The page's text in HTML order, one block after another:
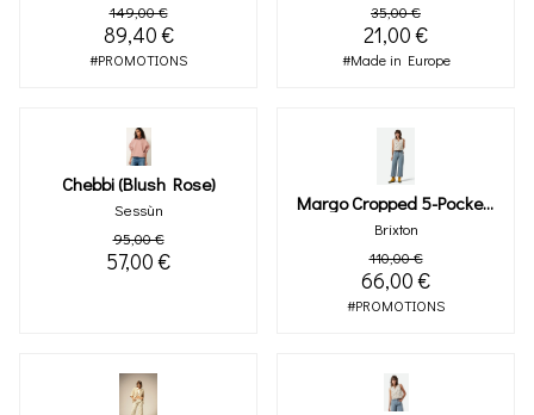
149,00 €
89,40 €
#PROMOTIONS
35,00 €
21,00 €
#Made in Europe
Chebbi (blush Rose)
Sessùn
95,00 €
57,00 €
Margo Cropped 5-Pocket Pant (ligth Denim)
Brixton
110,00 €
66,00 €
#PROMOTIONS